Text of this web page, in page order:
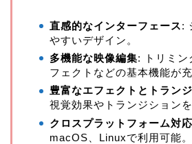
直感的なインターフェース:
やすいデザイン。
多機能な映像編集: トリミン
フェクトなどの基本機能が充
豊富なエフェクトとトラン
視覚効果やトランジションを
クロスプラットフォーム対応
macOS、Linuxで利用可能。